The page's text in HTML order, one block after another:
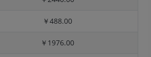
￥488.00
￥1976.00